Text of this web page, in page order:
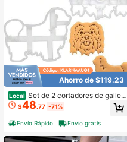
Ahorro de $119.23
Local Set de 2 cortadores de galleta
s con forma de perro Havanese, 2 pi
ezas
$48.77 -71%
Envío Rápido Envío gratis